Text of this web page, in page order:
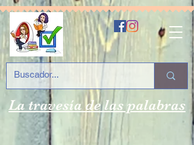
La travesía de las palabras